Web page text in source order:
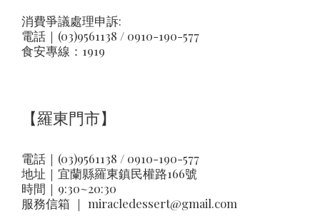
消費爭議處理申訴:
電話｜(03)9561138 / 0910-190-577
食安專線：1919
【羅東門市】
電話｜(03)9561138 / 0910-190-577
地址｜ 宜蘭縣羅東鎮民權路166號
時間｜9:30~20:30
服務信箱 ｜ miracledessert@gmail.com